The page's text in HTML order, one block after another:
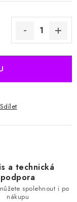
Sdílet
a technická
podpora
spolehnout i po
nákupu